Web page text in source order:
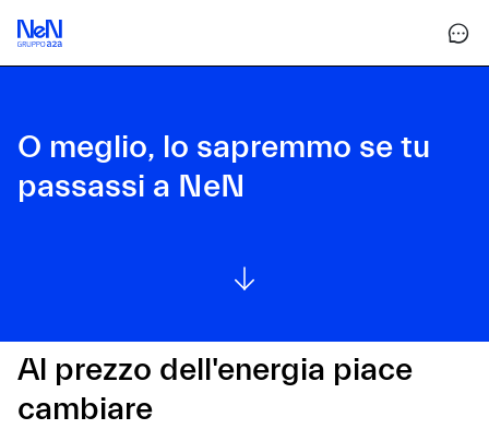
O meglio, lo sapremmo se tu
passassi a NeN
Al prezzo dell'energia piace
cambiare